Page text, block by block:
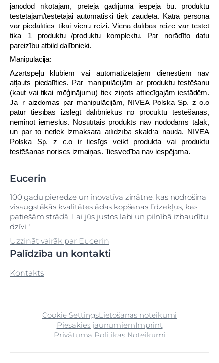
jānodod rīkotājam, pretējā gadījumā iespēja būt produktu
testētājam/testētājai automātiski tiek zaudēta. Katra persona
var piedalīties tikai vienu reizi. Vienā dalības reizē var testēt
tikai 1 produktu /produktu komplektu. Par norādīto datu
pareizību atbild dalībnieki.
Manipulācija:
Azartspēļu klubiem vai automatizētajiem dienestiem nav
atļauts piedalīties. Par manipulācijām ar produktu testēšanu
(kaut vai tikai mēģinājumu) tiek ziņots attiecīgajām iestādēm.
Ja ir aizdomas par manipulācijām, NIVEA Polska Sp. z o.o
patur tiesības izslēgt dalībniekus no produktu testēšanas,
neminot iemeslus. Nosūtītais produkts nav nododams tālāk,
un par to netiek izmaksāta atlīdzība skaidrā naudā. NIVEA
Polska Sp. z o.o ir tiesīgs veikt produkta vai produktu
testēšanas norises izmaiņas. Tiesvedība nav iespējama.
Eucerin
100 gadu pieredze un inovatīva zinātne, kas nodrošina
visaugstākās kvalitātes ādas kopšanas līdzekļus, kas
patiešām strādā. Lai jūs justos labi un pilnībā izbaudītu
dzīvi."
Uzzināt vairāk par Eucerin
Palīdzība un kontakti
Kontakts
Cookie SettingsLietošanas noteikumi
Piesakies jaunumiemImprint
Privātuma Politikas Noteikumi